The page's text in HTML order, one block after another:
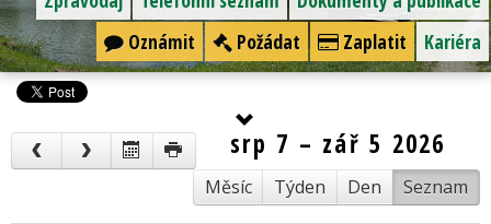
Kariéra
Zaplatit
Požádat
Oznámit
Měsíc Týden Den Seznam
srp 7 – zář 5 2026